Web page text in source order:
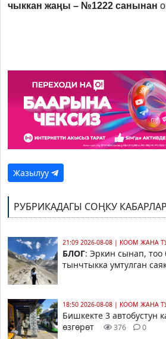
чыккан жаңы – №1222 санынан
Жазылуу
РУБРИКАДАГЫ СОҢКУ КАБАРЛАР
21:09 2026-08-08 | КООМ ЖАНА
БЛОГ: Эркин сынап,
тынчтыкка умтулган
18:50 2026-08-08 | КООМ ЖАНА
Бишкекте 3 автобустун
өзгөрөт
376 0